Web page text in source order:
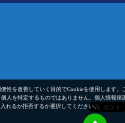
性を改善していく目的でCookieを使用します。
人を特定するものではありません。 個人情報保
れるか拒否するか選択してください。